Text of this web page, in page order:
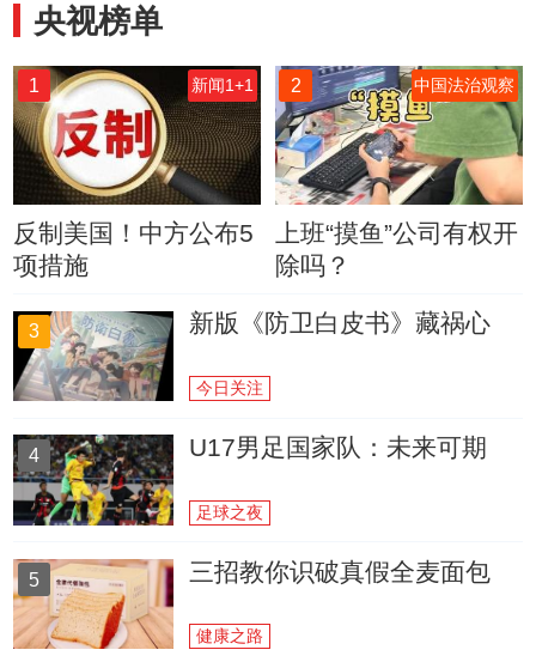
央视榜单
1 新闻1+1
反制美国！中方公布5
项措施
2 中国法治观察
上班“摸鱼”公司有权开
除吗？
3 新版《防卫白皮书》藏祸心
今日关注
4 U17男足国家队：未来可期
足球之夜
5 三招教你识破真假全麦面包
健康之路